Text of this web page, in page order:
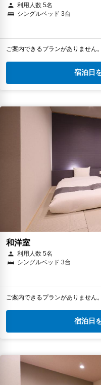
利用人数 5名
シングルベッド 3台
ご案内できるプランがありません
宿泊日
和洋室
利用人数 5名
シングルベッド 3台
ご案内できるプランがありません
宿泊日